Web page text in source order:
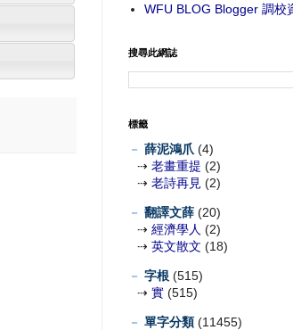
WFU BLOG Blogger 調校
搜尋此網誌
標籤
－ 薛泥鴻爪 (4)
⇢ 老畫重提 (2)
⇢ 老詩再見 (2)
－ 翻譯文薛 (20)
⇢ 經濟學人 (2)
⇢ 英文散文 (18)
－ 字根 (515)
⇢ 實 (515)
－ 單字分類 (11455)